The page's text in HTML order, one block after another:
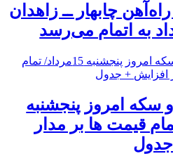
چابهار ــ زاهدان
به اتمام می‌رسد
سکه امروز پنجشنبه
قیمت ها بر مدار
جدول